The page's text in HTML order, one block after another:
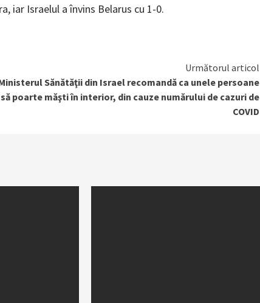
iar Israelul a învins Belarus cu 1-0.
Următorul articol
Sănătăţii din Israel recomandă ca unele persoane
să poarte măşti în interior, din cauze numărului de cazuri de
COVID